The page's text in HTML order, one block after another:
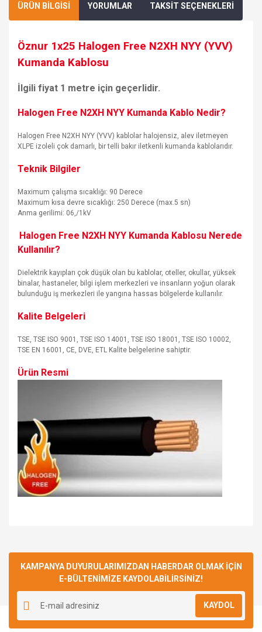
ÜRÜN BİLGİSİ YORUMLAR TAKSİT SEÇENEKLERİ
Öznur 1x25 Halogen Free N2XH NYY (YVV)
Kumanda Kablosu
İlgili fiyat 1 metre için geçerlidir.
Halogen Free N2XH NYY Kumanda Kablo Nedir?
Halogen Free N2XH NYY (YVV) kablolar halojensiz, alev iletmeyen
XLPE izoleli çok damarlı, bir telli bakır iletkenli kumanda kablolarıdır.
Teknik Bilgiler
Maximum çalışma sıcaklığı: 90 Derece
Maximum kısa devre sıcaklığı: 250 Derece (max.5 sn)
Anma gerilimi: 06,/1kV
Halogen Free N2XH NYY Kumanda Kablosu Nerede
Kullanılır?
Dielektrik kayıpları çok düşük olan bu kablolar, oteller, okullar, yüksek
binalar, hastaneler, bilgi işlem merkezleri ve insanların yoğun olarak
bulunduğu iş merkezleri ile yangına hassas bölgelerde kullanılır.
Kalite Belgeleri
TSE, TSE ISO 9001, TSE ISO 14001, TSE ISO 18001, TSE ISO 10002,
TSE EN 16001, CE, DVE, ETL Kalite belgelerine sahiptir.
Ürün Resmi
Yorum Yaz
KAMPANYA DUYURULARIMIZDAN HABERDAR OLMAK İÇİN
E-BÜLTENİMİZE KAYDOLABİLİRSİNİZ!
KAYDOL